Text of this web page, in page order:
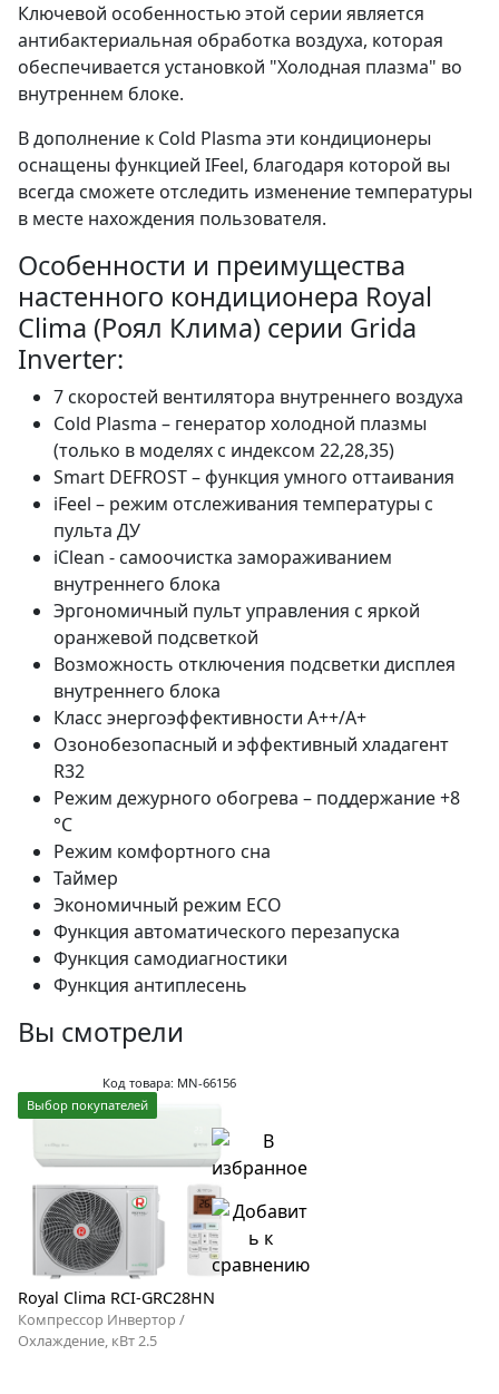
Ключевой особенностью этой серии является
антибактериальная обработка воздуха, которая
обеспечивается установкой "Холодная плазма" во
внутреннем блоке.
В дополнение к Cold Plasma эти кондиционеры
оснащены функцией IFeel, благодаря которой вы
всегда сможете отследить изменение температуры
в месте нахождения пользователя.
Особенности и преимущества
настенного кондиционера Royal
Clima (Роял Клима) серии Grida
Inverter:
7 скоростей вентилятора внутреннего воздуха
Cold Plasma – генератор холодной плазмы
(только в моделях с индексом 22,28,35)
Smart DEFROST – функция умного оттаивания
iFeel – режим отслеживания температуры с
пульта ДУ
iClean - cамоочистка замораживанием
внутреннего блока
Эргономичный пульт управления с яркой
оранжевой подсветкой
Возможность отключения подсветки дисплея
внутреннего блока
Класс энергоэффективности A++/A+
Озонобезопасный и эффективный хладагент
R32
Режим дежурного обогрева – поддержание +8
°C
Режим комфортного сна
Таймер
Экономичный режим ECO
Функция автоматического перезапуска
Функция самодиагностики
Функция антиплесень
Вы смотрели
Код товара: MN-66156
Выбор покупателей
Royal Clima RCI-GRС28HN
Компрессор Инвертор /
Охлаждение, кВт 2.5